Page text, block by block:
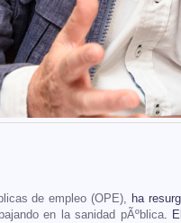
de empleo (OPE), ha
en la sanidad pÃºblica.